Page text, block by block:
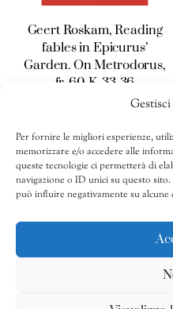
Per fornire le migliori esperienze,
memorizzare e/o accedere alle
queste tecnologie ci permetterà di
navigazione o ID unici su questo
può influire negativamente su
Geert Roskam, Reading
fables in Epicurus’
Garden. On Metrodorus,
fr. 60 K. 33-36
AGGIUNGI AL
CARRELLO
Share
Privacy Policy